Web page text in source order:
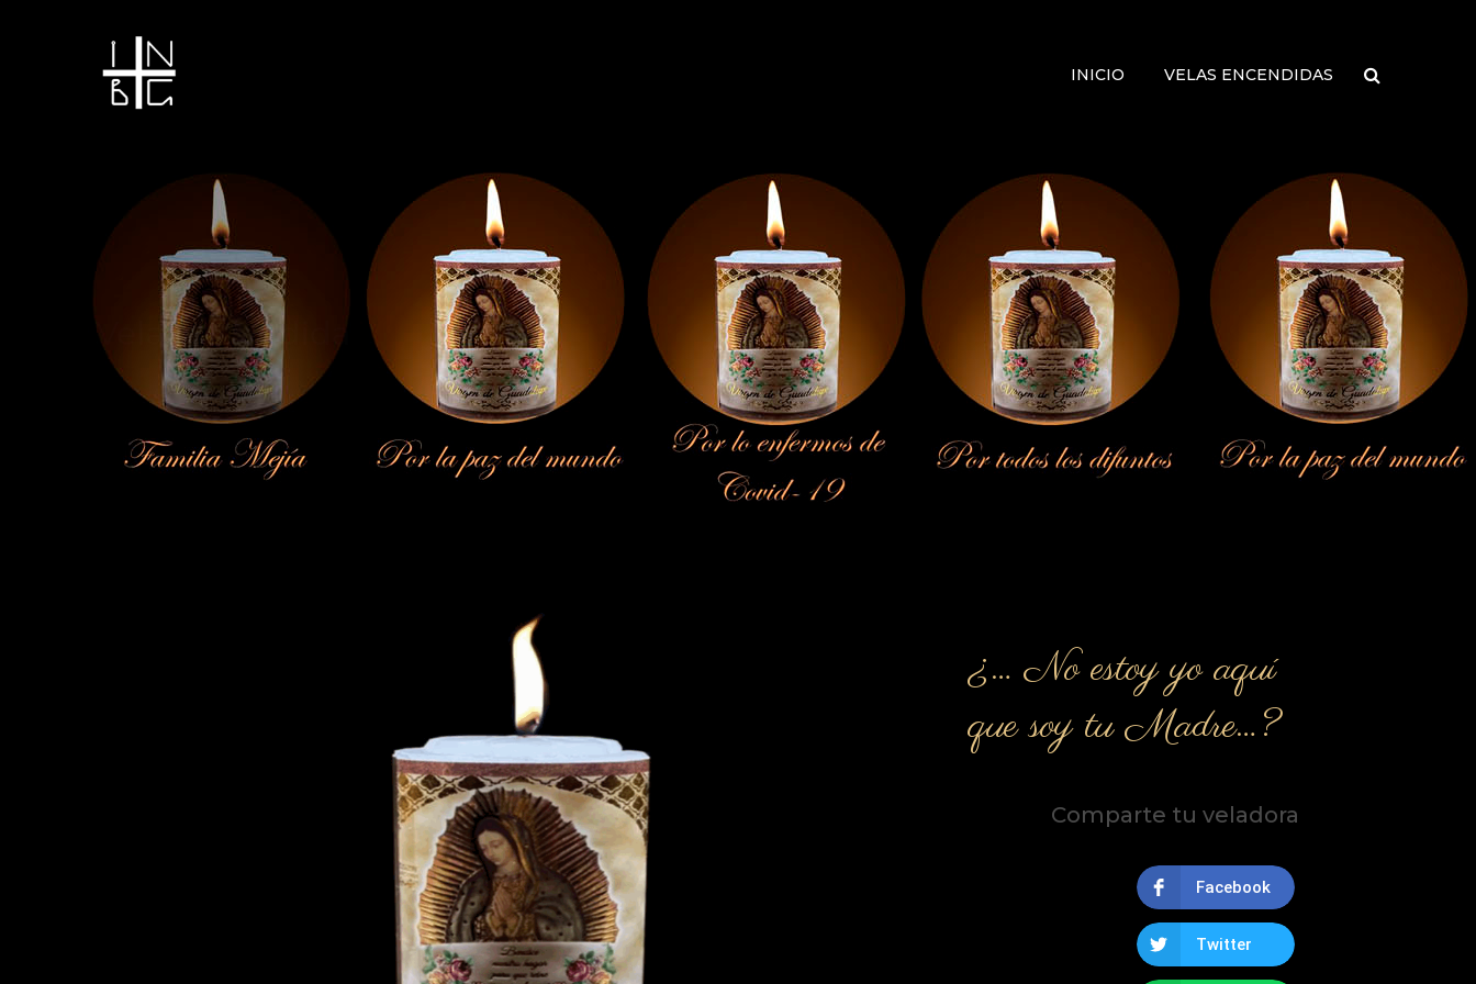
INICIO VELAS ENCENDIDAS
Vela encendida
¿… No estoy yo aquí
que soy tu Madre…?
Comparte tu veladora
Facebook
Twitter